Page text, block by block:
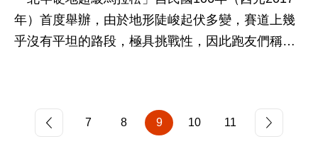
年）首度舉辦，由於地形陡峻起伏多變，賽道上幾
乎沒有平坦的路段，極具挑戰性，因此跑友們稱其
賽道的獨特性外，北竿的戰地景觀及特殊的海島風
光也是讓跑友們最津津樂道之處，沿途美景處處，
7 8 9 10 11